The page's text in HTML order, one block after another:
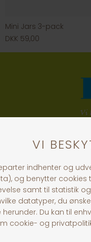
Mini Jars 3-pack
DKK 59,00